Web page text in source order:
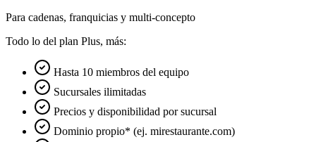
Para cadenas, franquicias y multi-concepto
Todo lo del plan Plus, más:
Hasta 10 miembros del equipo
Sucursales ilimitadas
Precios y disponibilidad por sucursal
Dominio propio* (ej. mirestaurante.com)